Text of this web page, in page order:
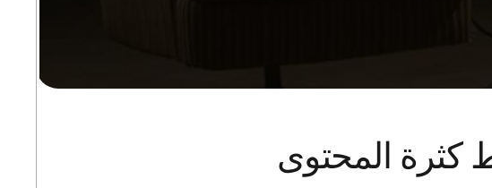
كثرة المحتوى